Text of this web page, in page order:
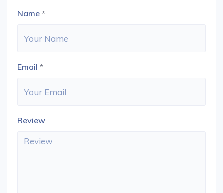
Name *
Email *
Review